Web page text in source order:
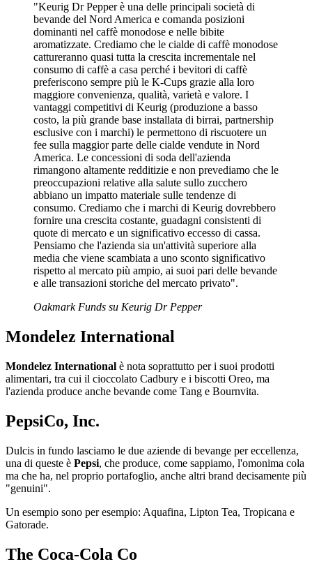
"Keurig Dr Pepper è una delle principali società di
bevande del Nord America e comanda posizioni
dominanti nel caffè monodose e nelle bibite
aromatizzate. Crediamo che le cialde di caffè monodose
cattureranno quasi tutta la crescita incrementale nel
consumo di caffè a casa perché i bevitori di caffè
preferiscono sempre più le K-Cups grazie alla loro
maggiore convenienza, qualità, varietà e valore. I
vantaggi competitivi di Keurig (produzione a basso
costo, la più grande base installata di birrai, partnership
esclusive con i marchi) le permettono di riscuotere un
fee sulla maggior parte delle cialde vendute in Nord
America. Le concessioni di soda dell'azienda
rimangono altamente redditizie e non prevediamo che le
preoccupazioni relative alla salute sullo zucchero
abbiano un impatto materiale sulle tendenze di
consumo. Crediamo che i marchi di Keurig dovrebbero
fornire una crescita costante, guadagni consistenti di
quote di mercato e un significativo eccesso di cassa.
Pensiamo che l'azienda sia un'attività superiore alla
media che viene scambiata a uno sconto significativo
rispetto al mercato più ampio, ai suoi pari delle bevande
e alle transazioni storiche del mercato privato".
Oakmark Funds su Keurig Dr Pepper
Mondelez International
Mondelez International è nota soprattutto per i suoi prodotti
alimentari, tra cui il cioccolato Cadbury e i biscotti Oreo, ma
l'azienda produce anche bevande come Tang e Bournvita.
PepsiCo, Inc.
Dulcis in fundo lasciamo le due aziende di bevange per eccellenza,
una di queste è Pepsi, che produce, come sappiamo, l'omonima cola
ma che ha, nel proprio portafoglio, anche altri brand decisamente più
"genuini".
Un esempio sono per esempio: Aquafina, Lipton Tea, Tropicana e
Gatorade.
The Coca-Cola Co